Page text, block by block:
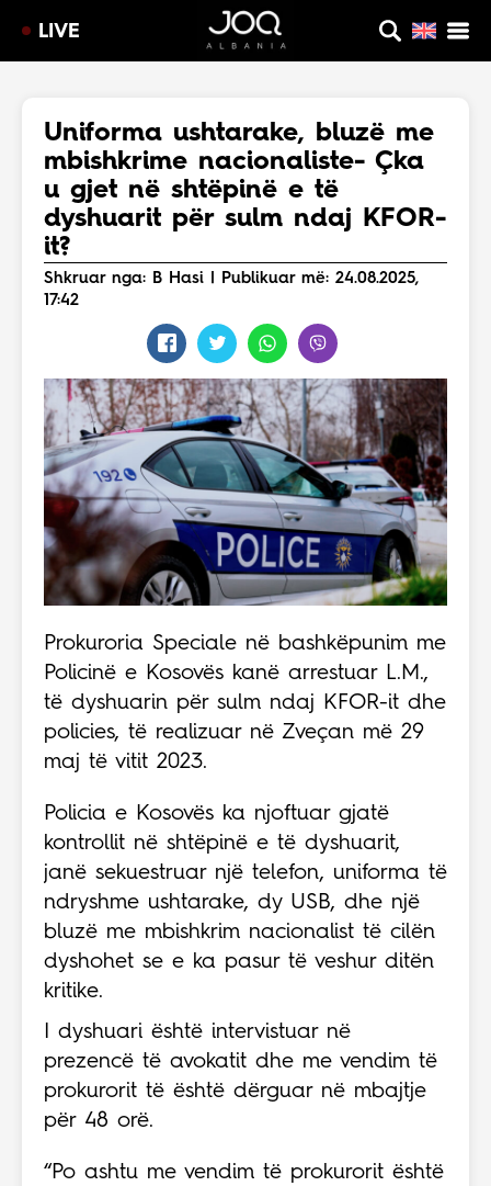
LIVE
Uniforma ushtarake, bluzë me
mbishkrime nacionaliste- Çka
u gjet në shtëpinë e të
dyshuarit për sulm ndaj KFOR-
it?
Shkruar nga: B Hasi | Publikuar më: 24.08.2025,
17:42
Prokuroria Speciale në bashkëpunim me
Policinë e Kosovës kanë arrestuar L.M.,
të dyshuarin për sulm ndaj KFOR-it dhe
policies, të realizuar në Zveçan më 29
maj të vitit 2023.
Policia e Kosovës ka njoftuar gjatë
kontrollit në shtëpinë e të dyshuarit,
janë sekuestruar një telefon, uniforma të
ndryshme ushtarake, dy USB, dhe një
bluzë me mbishkrim nacionalist të cilën
dyshohet se e ka pasur të veshur ditën
kritike.
I dyshuari është intervistuar në
prezencë të avokatit dhe me vendim të
prokurorit të është dërguar në mbajtje
për 48 orë.
“Po ashtu me vendim të prokurorit është